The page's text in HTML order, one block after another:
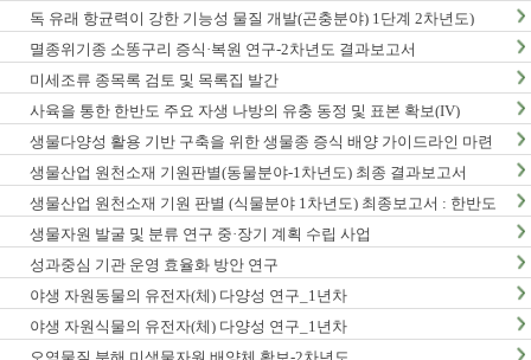
독 유래 항균력이 강한 기능성 물질 개발(곤충분야) 1단계 2차년도)
멸종위기종 소똥구리 증식·복원 연구-2차년도 결과보고서
미세조류 종목록 검토 및 목록집 발간
사육을 통한 한반도 주요 자생 나방의 유충 동정 및 표본 확보(IV)
생물다양성 활용 기반 구축을 위한 생물종 증식 배양 가이드라인 마련
연구(2차년도)
생물산업 원천소재 기원판별(동물분야-1차년도) 최종 결과보고서
생물산업 원천소재 기원 판별 (식물분야 1차년도) 최종보고서 : 한반도
생물다양성 보전 관리 기반 구축 사업
생물자원 발굴 및 분류 연구 중·장기 계획 수립 사업
성과중심 기관 운영 효율화 방안 연구
야생 자원동물의 유전자(체) 다양성 연구_1년차
야생 자원식물의 유전자(체) 다양성 연구_1년차